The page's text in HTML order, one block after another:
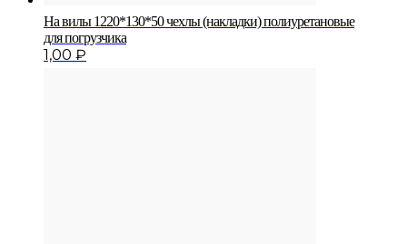
На вилы 1220*130*50 чехлы (накладки) полиуретановые
для погрузчика
1,00 ₽